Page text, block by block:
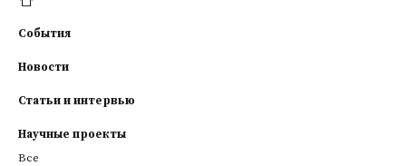
События
Новости
Статьи и интервью
Научные проекты
Все